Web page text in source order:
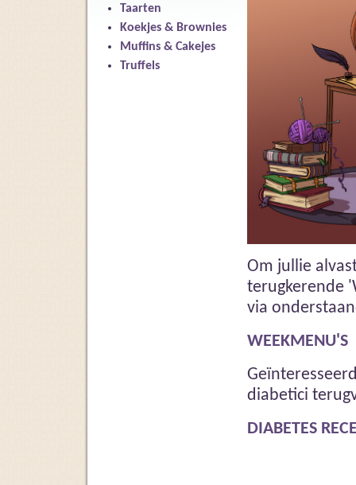
Om jullie
terugkerende
via
WEEKMENU'S
diabetici
DIABETES
Taarten
Koekjes & Brownies
Muffins & Cakejes
Truffels